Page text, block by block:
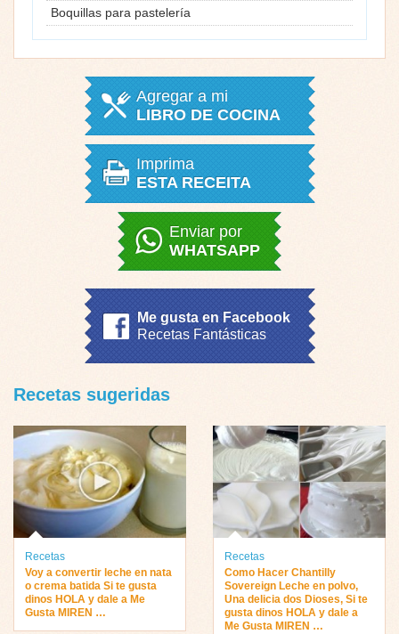
Boquillas para pastelería
Agregar a mi
LIBRO DE COCINA
Imprima
ESTA RECEITA
Enviar por
WHATSAPP
Me gusta en Facebook
Recetas Fantásticas
Recetas sugeridas
Recetas
Voy a convertir leche en nata
o crema batida Si te gusta
dinos HOLA y dale a Me
Gusta MIREN …
Recetas
Como Hacer Chantilly
Sovereign Leche en polvo,
Una delicia dos Dioses, Si te
gusta dinos HOLA y dale a
Me Gusta MIREN …